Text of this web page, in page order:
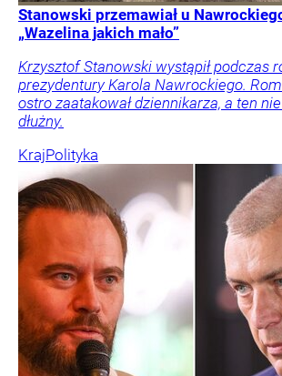
Stanowski przemawiał u
„Wazelina jakich mało”
Krzysztof Stanowski wystąpił podczas
prezydentury Karola Nawrockiego.
ostro zaatakował dziennikarza, a ten
dłużny.
KrajPolityka